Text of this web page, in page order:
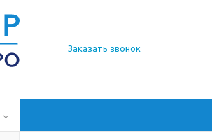
Заказать звонок